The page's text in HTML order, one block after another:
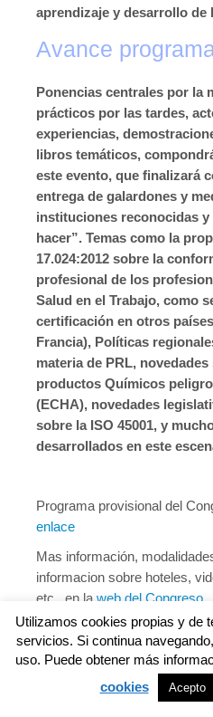
aprendizaje y desarrollo de
Avance
Ponencias centrales por la
prácticos por las tardes,
experiencias,
libros temáticos,
este evento, que finalizará
entrega de galardones y
instituciones reconocidas
hacer”. Temas como la
17.024:2012 sobre la
profesional de los
Salud en el Trabajo, como
certificación en otros
Francia), Políticas
materia de PRL,
productos Químicos
(ECHA), novedades
sobre la ISO 45001, y
desarrollados en este
Programa provisional del
enlace
Mas información,
informacion sobre hoteles,
etc., en la web del Congreso
Parque de las
Granada
Utilizamos cookies propias y de
servicios. Si continua
uso. Puede obtener más
cookies
Acepto